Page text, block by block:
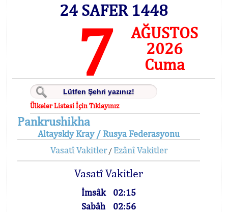
24 SAFER 1448
7
AĞUSTOS
2026
Cuma
Ülkeler Listesi İçin Tıklayınız
Pankrushikha
Altayskiy Kray / Rusya Federasyonu
Vasatî Vakitler/ Ezânî Vakitler
Vasatî Vakitler
İmsâk
02:15
Sabâh
02:56